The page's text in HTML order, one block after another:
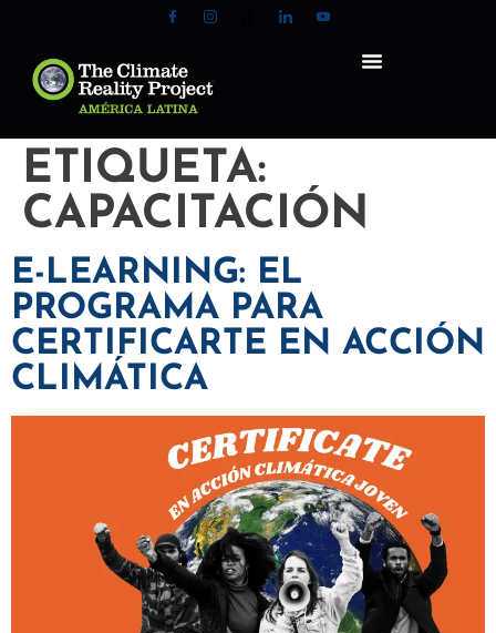
ETIQUETA:
CAPACITACIÓN
E-LEARNING: EL
PROGRAMA PARA
CERTIFICARTE EN ACCIÓN
CLIMÁTICA